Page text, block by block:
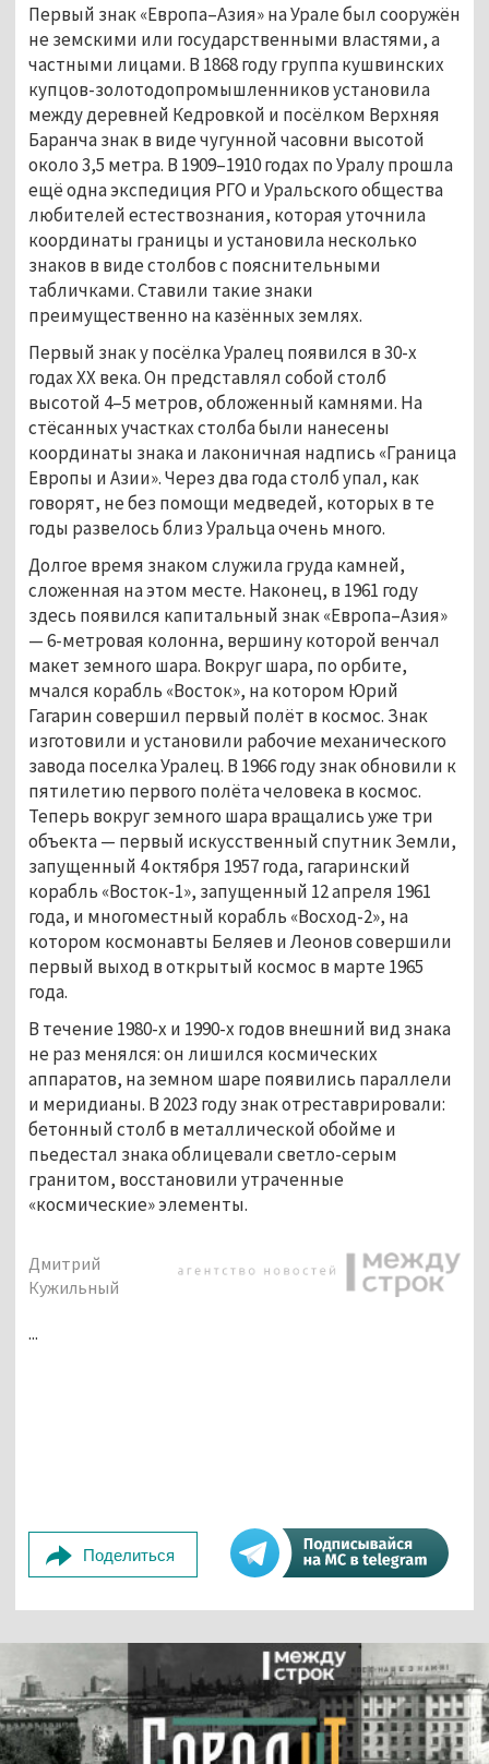
Первый знак «Европа–Азия» на Урале был сооружён
не земскими или государственными властями, а
частными лицами. В 1868 году группа кушвинских
купцов-золотодопромышленников установила
между деревней Кедровкой и посёлком Верхняя
Баранча знак в виде чугунной часовни высотой
около 3,5 метра. В 1909–1910 годах по Уралу прошла
ещё одна экспедиция РГО и Уральского общества
любителей естествознания, которая уточнила
координаты границы и установила несколько
знаков в виде столбов с пояснительными
табличками. Ставили такие знаки
преимущественно на казённых землях.
Первый знак у посёлка Уралец появился в 30-х
годах ХХ века. Он представлял собой столб
высотой 4–5 метров, обложенный камнями. На
стёсанных участках столба были нанесены
координаты знака и лаконичная надпись «Граница
Европы и Азии». Через два года столб упал, как
говорят, не без помощи медведей, которых в те
годы развелось близ Уральца очень много.
Долгое время знаком служила груда камней,
сложенная на этом месте. Наконец, в 1961 году
здесь появился капитальный знак «Европа–Азия»
— 6-метровая колонна, вершину которой венчал
макет земного шара. Вокруг шара, по орбите,
мчался корабль «Восток», на котором Юрий
Гагарин совершил первый полёт в космос. Знак
изготовили и установили рабочие механического
завода поселка Уралец. В 1966 году знак обновили к
пятилетию первого полёта человека в космос.
Теперь вокруг земного шара вращались уже три
объекта — первый искусственный спутник Земли,
запущенный 4 октября 1957 года, гагаринский
корабль «Восток-1», запущенный 12 апреля 1961
года, и многоместный корабль «Восход-2», на
котором космонавты Беляев и Леонов совершили
первый выход в открытый космос в марте 1965
года.
В течение 1980-х и 1990-х годов внешний вид знака
не раз менялся: он лишился космических
аппаратов, на земном шаре появились параллели
и меридианы. В 2023 году знак отреставрировали:
бетонный столб в металлической обойме и
пьедестал знака облицевали светло-серым
гранитом, восстановили утраченные
«космические» элементы.
Дмитрий
Кужильный
...
Поделиться